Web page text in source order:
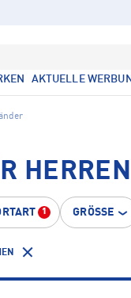
AKTUELLE
1 GRÖSSE